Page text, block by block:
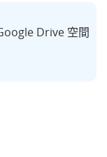
Drive 空間